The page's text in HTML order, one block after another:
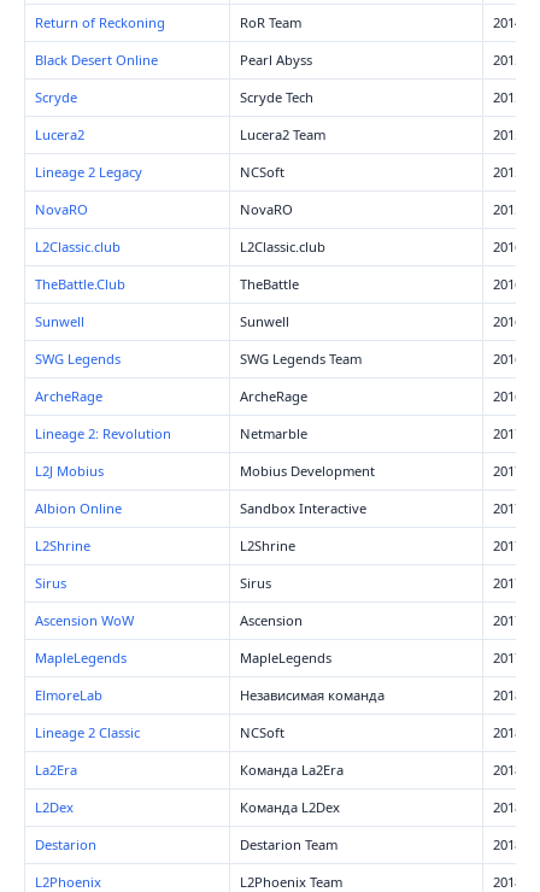
Return of Reckoning RoR Team 2014
Black Desert Online Pearl Abyss 2015
Scryde Scryde Tech 2015
Lucera2 Lucera2 Team 2015
Lineage 2 Legacy NCSoft 2015
NovaRO NovaRO 2015
L2Classic.club L2Classic.club 2016
TheBattle.Club TheBattle 2016
Sunwell Sunwell 2016
SWG Legends SWG Legends Team 2016
ArcheRage ArcheRage 2016
Lineage 2: Revolution Netmarble 2017
L2J Mobius Mobius Development 2017
Albion Online Sandbox Interactive 2017
L2Shrine L2Shrine 2017
Sirus Sirus 2017
Ascension WoW Ascension 2017
MapleLegends MapleLegends 2017
ElmoreLab Независимая команда 2018
Lineage 2 Classic NCSoft 2018
La2Era Команда La2Era 2018
L2Dex Команда L2Dex 2018
Destarion Destarion Team 2018
L2Phoenix L2Phoenix Team 2018